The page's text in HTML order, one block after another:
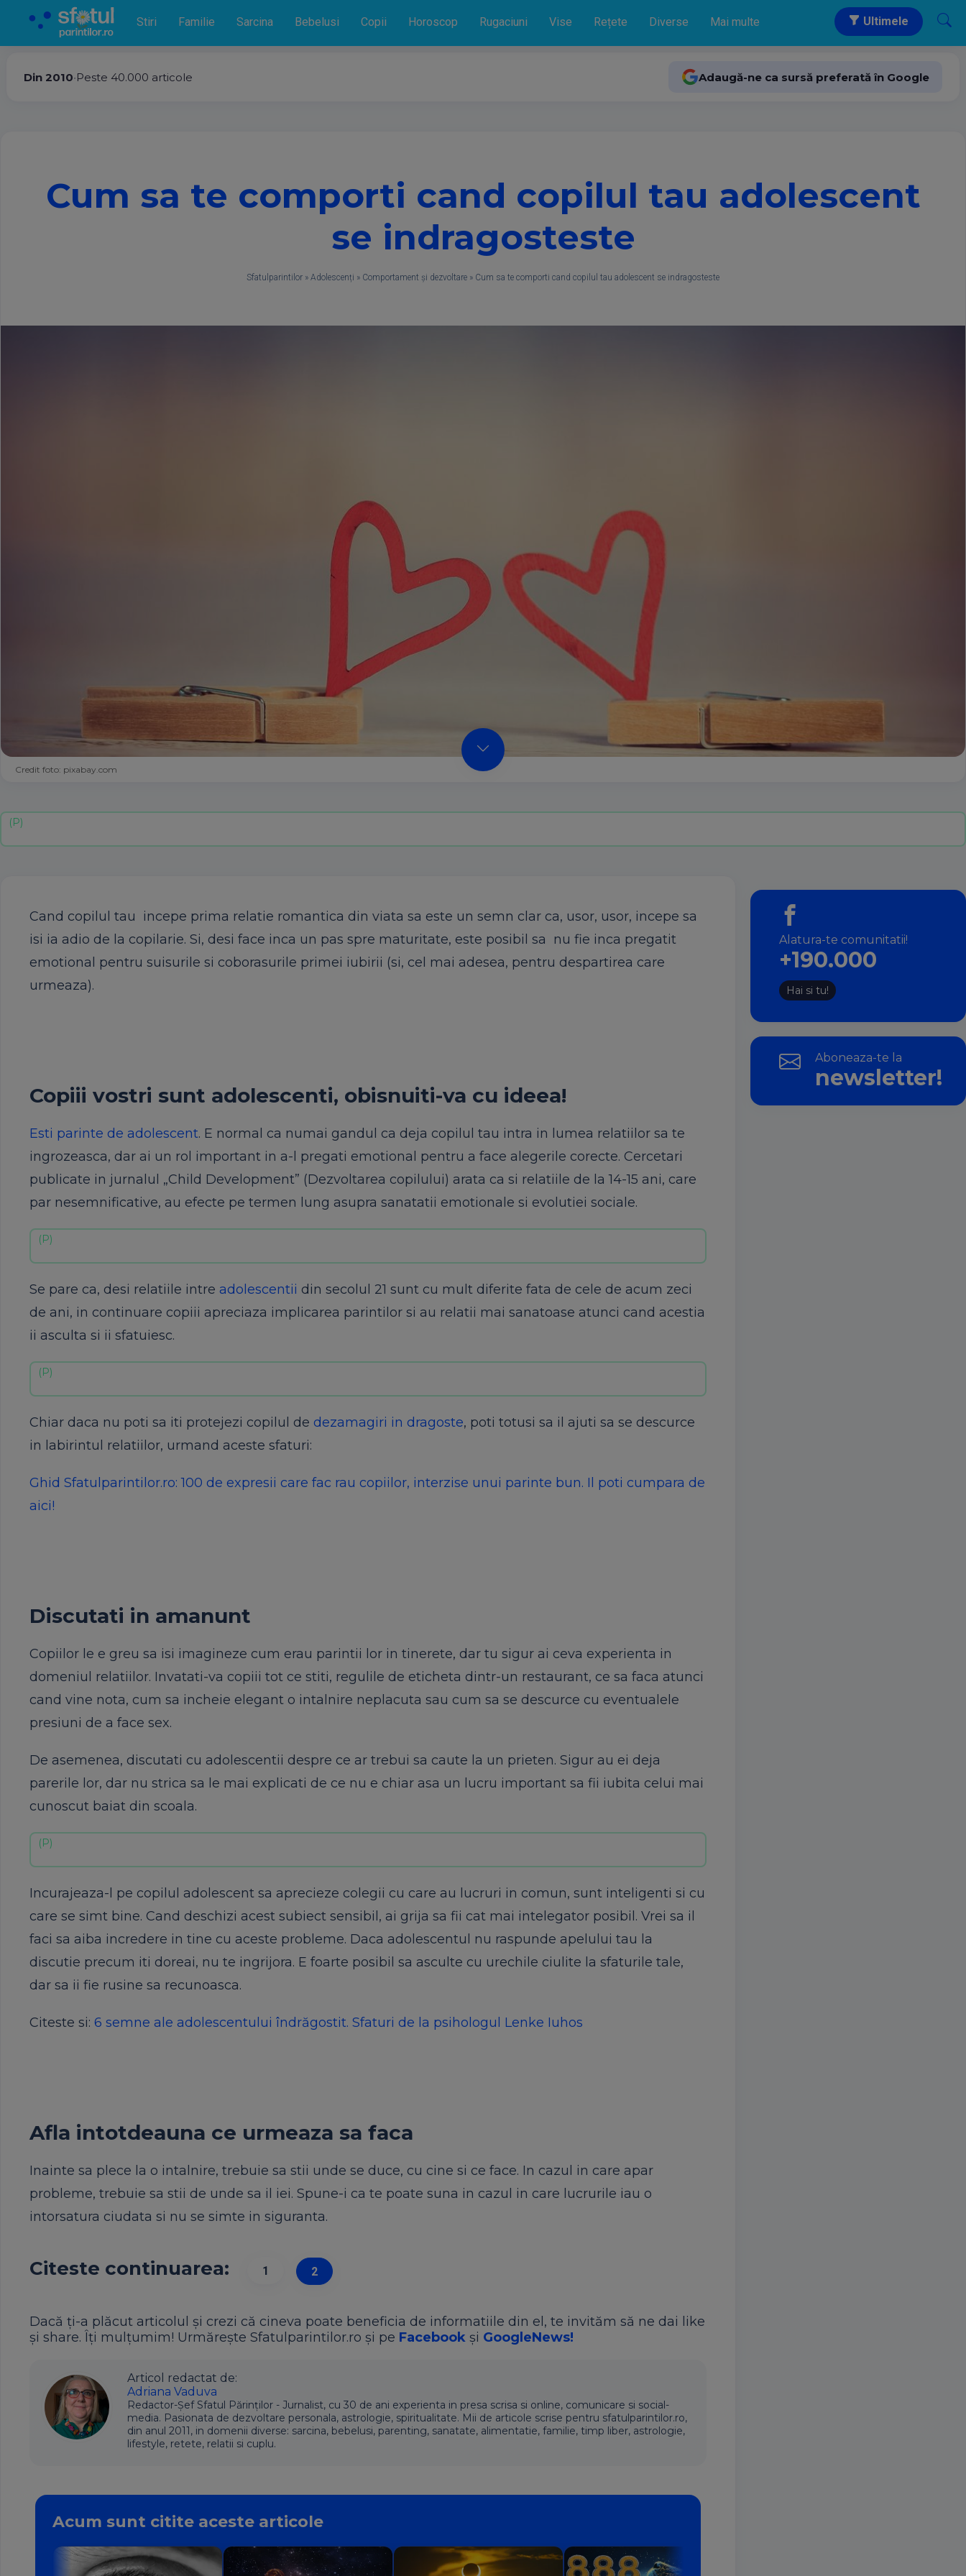
Stiri Familie Sarcina Bebelusi Copii Horoscop Rugaciuni Vise Rețete Diverse Mai multe Ultimele
Din 2010•Peste 40.000 articole Adaugă-ne ca sursă preferată în Google
Cum sa te comporti cand copilul tau adolescent
se indragosteste
Sfatulparintilor » Adolescenți » Comportament și dezvoltare » Cum sa te comporti cand copilul tau adolescent se indragosteste
Credit foto: pixabay.com
Cand copilul tau incepe prima relatie romantica din viata sa este un semn clar ca, usor, usor, incepe sa
isi ia adio de la copilarie. Si, desi face inca un pas spre maturitate, este posibil sa nu fie inca pregatit
emotional pentru suisurile si coborasurile primei iubirii (si, cel mai adesea, pentru despartirea care
urmeaza).
Copiii vostri sunt adolescenti, obisnuiti-va cu ideea!
Esti parinte de adolescent. E normal ca numai gandul ca deja copilul tau intra in lumea relatiilor sa te
ingrozeasca, dar ai un rol important in a-l pregati emotional pentru a face alegerile corecte. Cercetari
publicate in jurnalul „Child Development” (Dezvoltarea copilului) arata ca si relatiile de la 14-15 ani, care
par nesemnificative, au efecte pe termen lung asupra sanatatii emotionale si evolutiei sociale.
Se pare ca, desi relatiile intre adolescentii din secolul 21 sunt cu mult diferite fata de cele de acum zeci
de ani, in continuare copiii apreciaza implicarea parintilor si au relatii mai sanatoase atunci cand acestia
ii asculta si ii sfatuiesc.
Chiar daca nu poti sa iti protejezi copilul de dezamagiri in dragoste, poti totusi sa il ajuti sa se descurce
in labirintul relatiilor, urmand aceste sfaturi:
Ghid Sfatulparintilor.ro: 100 de expresii care fac rau copiilor, interzise unui parinte bun. Il poti cumpara de
aici!
Discutati in amanunt
Copiilor le e greu sa isi imagineze cum erau parintii lor in tinerete, dar tu sigur ai ceva experienta in
domeniul relatiilor. Invatati-va copiii tot ce stiti, regulile de eticheta dintr-un restaurant, ce sa faca atunci
cand vine nota, cum sa incheie elegant o intalnire neplacuta sau cum sa se descurce cu eventualele
presiuni de a face sex.
De asemenea, discutati cu adolescentii despre ce ar trebui sa caute la un prieten. Sigur au ei deja
parerile lor, dar nu strica sa le mai explicati de ce nu e chiar asa un lucru important sa fii iubita celui mai
cunoscut baiat din scoala.
Incurajeaza-l pe copilul adolescent sa aprecieze colegii cu care au lucruri in comun, sunt inteligenti si cu
care se simt bine. Cand deschizi acest subiect sensibil, ai grija sa fii cat mai intelegator posibil. Vrei sa il
faci sa aiba incredere in tine cu aceste probleme. Daca adolescentul nu raspunde apelului tau la
discutie precum iti doreai, nu te ingrijora. E foarte posibil sa asculte cu urechile ciulite la sfaturile tale,
dar sa ii fie rusine sa recunoasca.
Citeste si: 6 semne ale adolescentului îndrăgostit. Sfaturi de la psihologul Lenke Iuhos
Afla intotdeauna ce urmeaza sa faca
Inainte sa plece la o intalnire, trebuie sa stii unde se duce, cu cine si ce face. In cazul in care apar
probleme, trebuie sa stii de unde sa il iei. Spune-i ca te poate suna in cazul in care lucrurile iau o
intorsatura ciudata si nu se simte in siguranta.
Citeste continuarea: 1 2
Dacă ți-a plăcut articolul și crezi că cineva poate beneficia de informatiile din el, te invităm să ne dai like
și share. Îți mulțumim! Urmărește Sfatulparintilor.ro și pe Facebook și GoogleNews!
Articol redactat de:
Adriana Vaduva
Redactor-Șef Sfatul Părinților - Jurnalist, cu 30 de ani experienta in presa scrisa si online, comunicare si social-
media. Pasionata de dezvoltare personala, astrologie, spiritualitate. Mii de articole scrise pentru sfatulparintilor.ro,
din anul 2011, in domenii diverse: sarcina, bebelusi, parenting, sanatate, alimentatie, familie, timp liber, astrologie,
lifestyle, retete, relatii si cuplu.
Acum sunt citite aceste articole
Alatura-te comunitatii!
+190.000
Hai si tu!
Aboneaza-te la
newsletter!